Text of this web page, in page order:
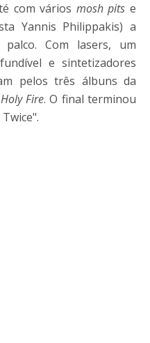
com vários mosh pits e
Yannis Philippakis) a
Com lasers, um
e sintetizadores
pelos três álbuns da
Holy Fire. O final terminou